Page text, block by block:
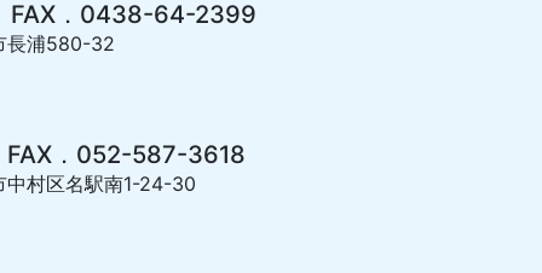
．0438-64-2399
長浦580-32
．052-587-3618
村区名駅南1-24-30